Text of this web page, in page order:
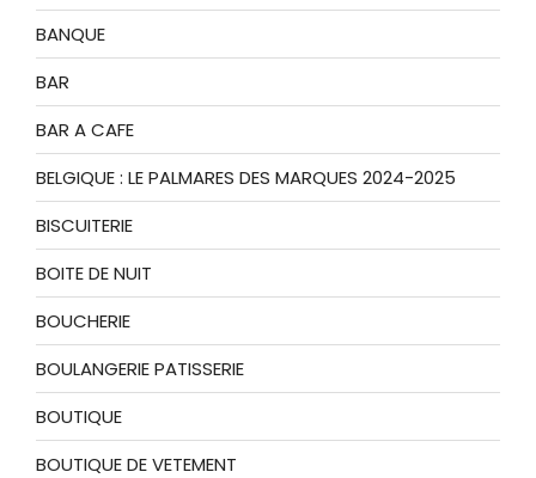
BANQUE
BAR
BAR A CAFE
BELGIQUE : LE PALMARES DES MARQUES 2024-2025
BISCUITERIE
BOITE DE NUIT
BOUCHERIE
BOULANGERIE PATISSERIE
BOUTIQUE
BOUTIQUE DE VETEMENT